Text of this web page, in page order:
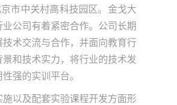
市中关村高科技园区。金戈大
公司有着紧密合作。公司长期
术交流与合作，并面向教育行
和技术实力，将行业的技术发
强的实训平台。
以及配套实验课程开发方面形